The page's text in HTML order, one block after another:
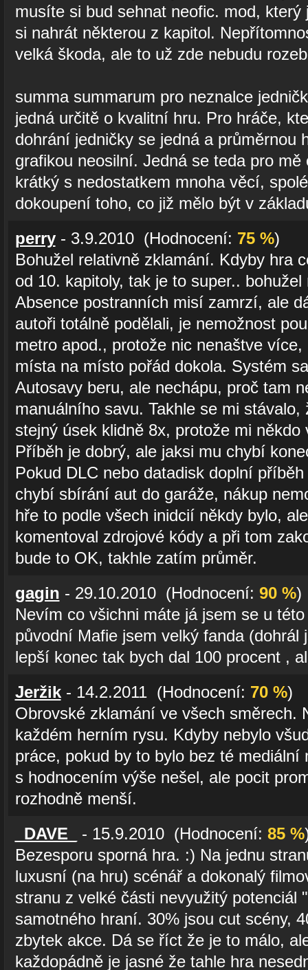
musíte si bud sehnat neofic. mod, který
si nahrát některou z kapitol.
velká škoda, ale to už zde nebudu
summa summarum pro neznalce
jedná určitě o kvalitní hru. Pro hráče,
dohrání jedničky se jedná a průměrnou
grafikou neosilní. Jedná se teda pro
krátký s nedostatkem mnoha věcí,
dokoupení toho, co již mělo být v
perry- 3.9.2010 (Hodnocení: 75 %)
Bohužel relativně zklamání. Kdyby hra
od 10. kapitoly, tak je to super.. bohužel
Absence postranních misí zamrzí, ale
autoři totálně podělali, je nemožnost
metro apod., protože nic nenaštve
místa na místo pořád dokola. Systém
Autosavy beru, ale nechápu, proč tam
manuálního savu. Takhle se mi stávalo,
stejný úsek klidně 8x, protože mi někdo
Příběh je dobrý, ale jaksi mu chybí
Pokud DLC nebo datadisk doplní
chybí sbírání aut do garáže, nákup
hře to podle všech inidcií někdy bylo,
komentoval zdrojové kódy a při tom
bude to OK, takhle zatím průměr.
gagin - 29.10.2010 (Hodnocení: 90 %)
Nevím co všichni máte já jsem se u
původní Mafie jsem velký fanda (dohrál
lepší konec tak bych dal 100 procent ,
Jeržik- 14.2.2011 (Hodnocení: 70 %)
Obrovské zklamání ve všech směrech.
každém herním rysu. Kdyby nebylo
práce, pokud by to bylo bez té mediální
s hodnocením výše nešel, ale pocit
rozhodně menší.
_DAVE_
- 15.9.2010 (Hodnocení: 85 %
Bezesporu sporná hra. :) Na jednu
luxusní (na hru) scénář a dokonalý
stranu z velké části nevyužitý potenciál
samotného hraní. 30% jsou cut scény,
zbytek akce. Dá se říct že je to málo,
každopádně je jasné že tahle hra